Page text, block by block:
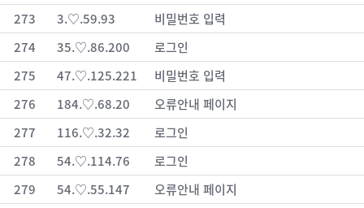
273
3.♡.59.93
비밀번호 입력
274
35.♡.86.200
로그인
275
47.♡.125.221
비밀번호 입력
276
184.♡.68.20
오류안내 페이지
277
116.♡.32.32
로그인
278
54.♡.114.76
로그인
279
54.♡.55.147
오류안내 페이지